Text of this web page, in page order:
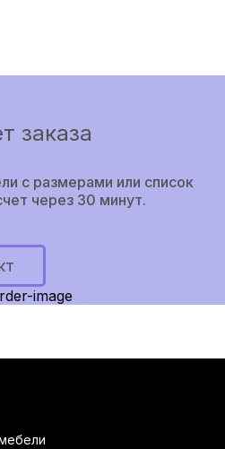
заказа
с размерами или список
через 30 минут.